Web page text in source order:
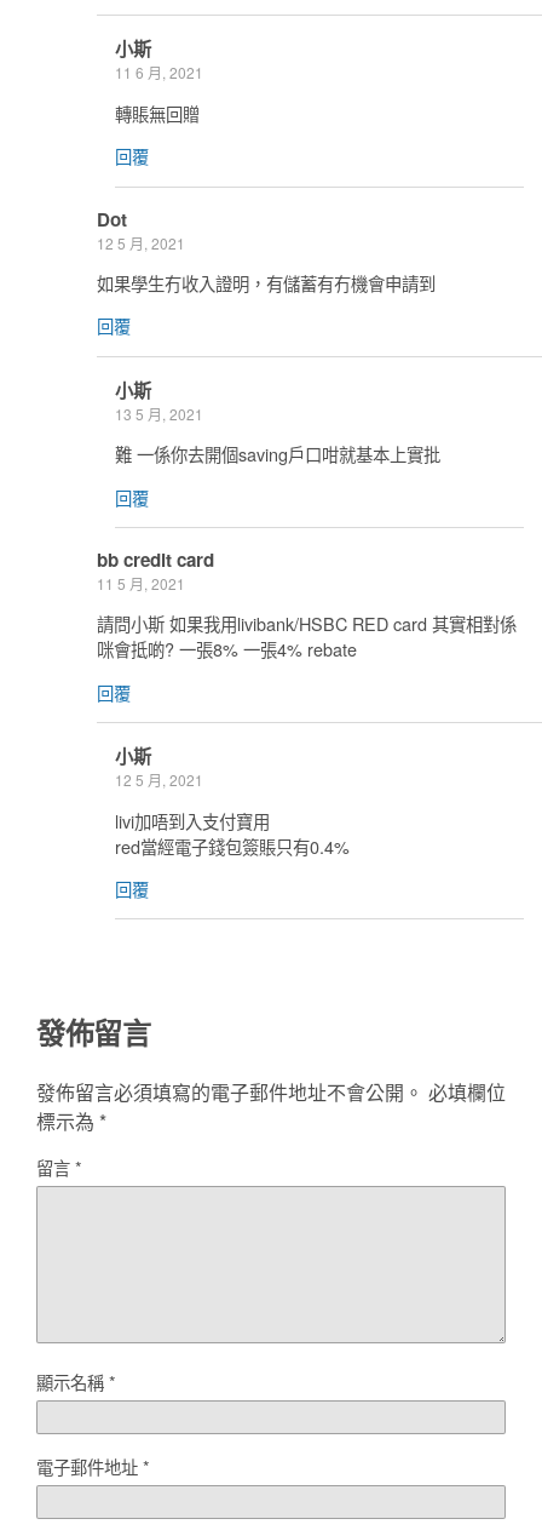
小斯
11 6 月, 2021
轉賬無回贈
回覆
Dot
12 5 月, 2021
如果學生冇收入證明，有儲蓄有冇機會申請到
回覆
小斯
13 5 月, 2021
難 一係你去開個saving戶口咁就基本上實批
回覆
bb credit card
11 5 月, 2021
請問小斯 如果我用livibank/HSBC RED card 其實相對係
咪會抵啲? 一張8% 一張4% rebate
回覆
小斯
12 5 月, 2021
livi加唔到入支付寶用
red當經電子錢包簽賬只有0.4%
回覆
發佈留言
發佈留言必須填寫的電子郵件地址不會公開。 必填欄位
標示為 *
留言*
顯示名稱*
電子郵件地址*